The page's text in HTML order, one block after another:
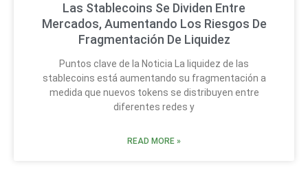
Las Stablecoins Se Dividen Entre
Mercados, Aumentando Los Riesgos De
Fragmentación De Liquidez
Puntos clave de la Noticia La liquidez de las
stablecoins está aumentando su fragmentación a
medida que nuevos tokens se distribuyen entre
diferentes redes y
READ MORE »